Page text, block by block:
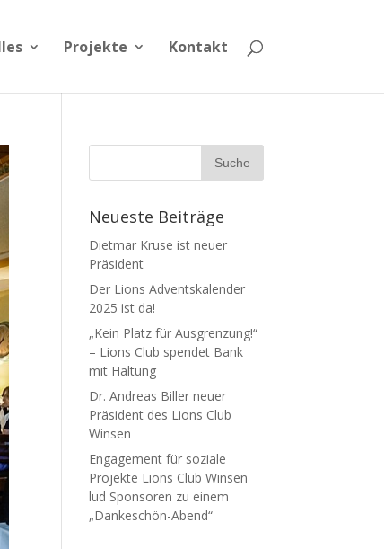
Projekte Kontakt
Neueste Beiträge
Dietmar Kruse ist neuer
Präsident
Der Lions Adventskalender
2025 ist da!
„Kein Platz für Ausgrenzung!“
– Lions Club spendet Bank
mit Haltung
Dr. Andreas Biller neuer
Präsident des Lions Club
Winsen
Engagement für soziale
Projekte Lions Club Winsen
lud Sponsoren zu einem
„Dankeschön-Abend“